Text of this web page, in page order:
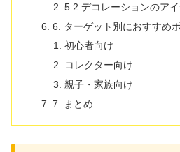
5.2 デコレーションのア
6. ターゲット別におすすめ
初心者向け
コレクター向け
親子・家族向け
7. まとめ